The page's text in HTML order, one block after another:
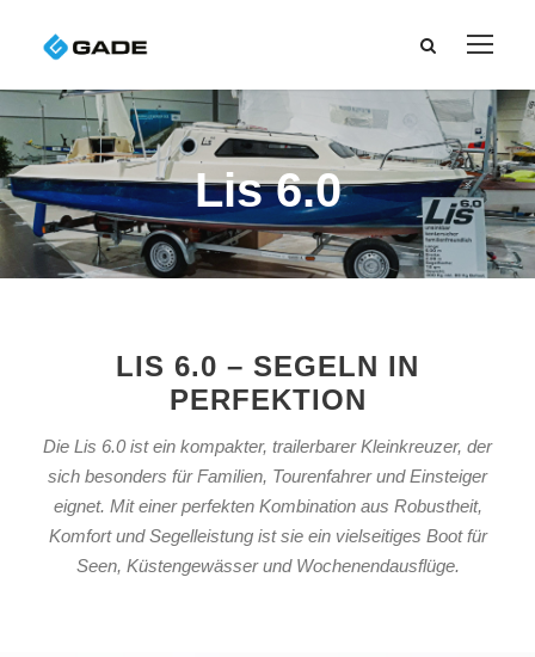
Lis 6.0
LIS 6.0 – SEGELN IN
PERFEKTION
Die Lis 6.0 ist ein kompakter, trailerbarer Kleinkreuzer, der
sich besonders für Familien, Tourenfahrer und Einsteiger
eignet. Mit einer perfekten Kombination aus Robustheit,
Komfort und Segelleistung ist sie ein vielseitiges Boot für
Seen, Küstengewässer und Wochenendausflüge.